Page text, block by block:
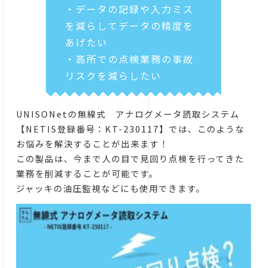
・データの記録や入力ミス
を減らしてデータの精度を
あげたい
・高所での点検業務の事故
リスクを減らしたい
UNISONetの無線式 アナログメータ読取システム
【NETIS登録番号：KT-230117】では、このような
お悩みを解決することが出来ます！
この製品は、今まで人の目で見回り点検を行ってきた
業務を削減することが可能です。
ジャッキの油圧監視などにも使用できます。